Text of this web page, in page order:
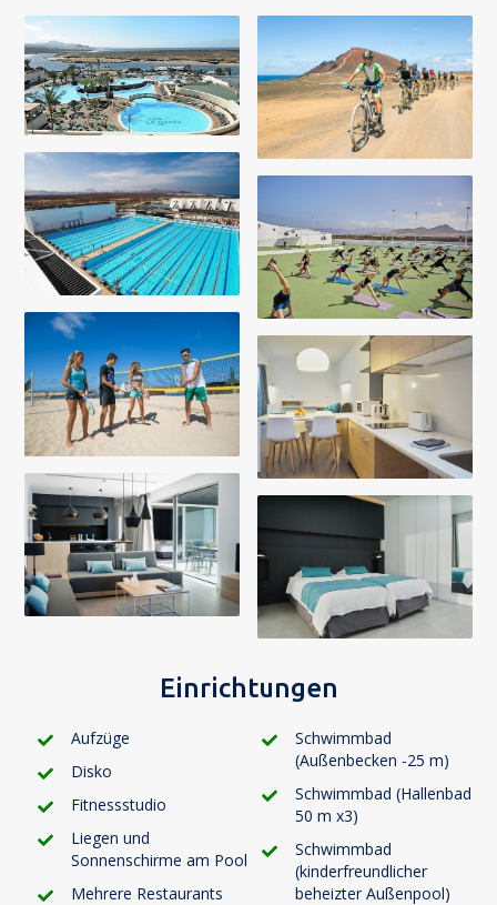
Einrichtungen
Aufzüge
Disko
Fitnessstudio
Liegen und
Sonnenschirme am Pool
Mehrere Restaurants
Schwimmbad
(Außenbecken -25 m)
Schwimmbad (Hallenbad
50 m x3)
Schwimmbad
(kinderfreundlicher
beheizter Außenpool)